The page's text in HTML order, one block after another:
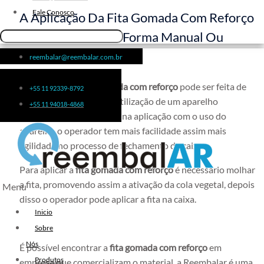
Fita de Arquear 10mm
Fita de Arquear
Fita Adesiva Transparente
48×50
Fita Adesiva Personalizada com
Logomarca
Fita Adesiva Personalizada em
Pequena Quantidade
Fita Adesiva Personalizada no
Atacado
Fale Conosco
reembalar@reembalar.com.br
+55 11 92339-8792
+55 11 94018-4868
Menu
Inicio
Sobre
Nós
Produtos
A Aplicação Da Fita Gomada Com Reforço
Pode Ser Feita De Forma Manual Ou
Automática.
A utilização dafita gomada com reforçopode ser feita de
forma manual ou com a utilização de um aparelho
aplicador de fita gomada, na aplicação com o uso do
aparelho o operador tem mais facilidade assim mais
agilidade no processo de fechamento de caixas.
Para aplicar afita gomada com reforçoé necessário molhar
a fita, promovendo assim a ativação da cola vegetal, depois
disso o operador pode aplicar a fita na caixa.
É possível encontrar a fita gomada com reforçoem